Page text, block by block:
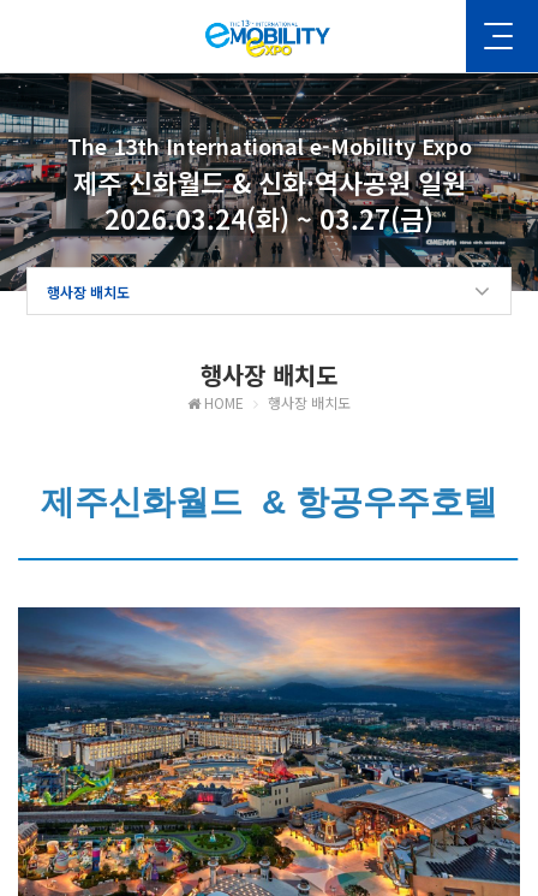
The 13th International e-Mobility Expo
제주 신화월드 & 신화·역사공원 일원
2026.03.24(화) ~ 03.27(금)
행사장 배치도
행사장 배치도
HOME 행사장 배치도
제주신화월드 & 항공우주호텔